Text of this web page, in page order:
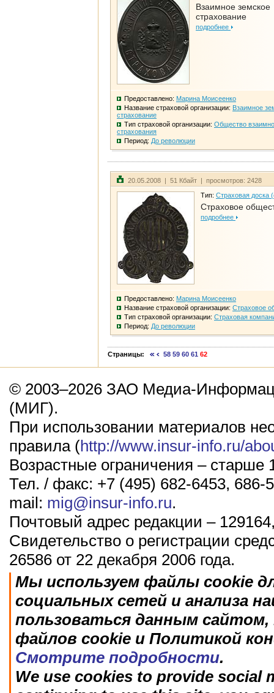
Взаимное земское
страхование
подробнее
Предоставлено: Марина Моисеенко
Название страховой организации: Взаимное
страхование
Тип страховой организации: Общество
страхования
Период: До революции
20.05.2008 | 51 Кбайт | просмотров: 2428
Тип: Страховая доска
Страховое
подробнее
Предоставлено: Марина Моисеенко
Название страховой организации: Страховое
Тип страховой организации: Страховая
Период: До революции
Страницы: 58 59 60 61 62
© 2003–2026 ЗАО Медиа-
(МИГ).
При использовании материалов
правила (http://www.insur-info.ru/
Возрастные ограничения – старше
Тел. / факс: +7 (495) 682-6453, 686-
mail: mig@insur-info.ru.
Почтовый адрес редакции –
Свидетельство о регистрации
26586 от 22 декабря 2006 года.
Мы используем файлы cookie
социальных сетей и анализа
пользоваться данным
файлов cookie и Политикой
Смотрите подробности.
We use cookies to provide social